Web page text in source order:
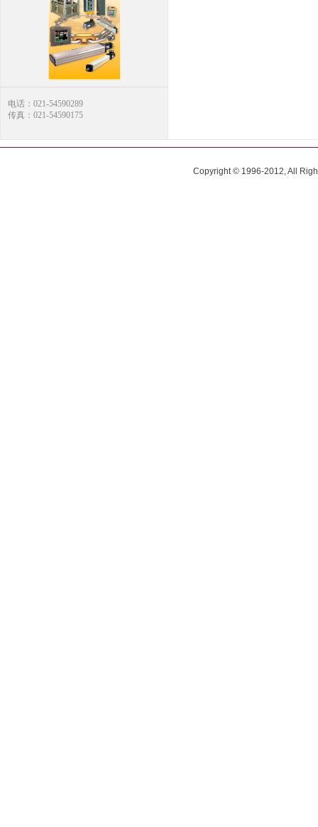
电话：021-54590289
传真：021-54590175
Copyright © 1996-2012, All